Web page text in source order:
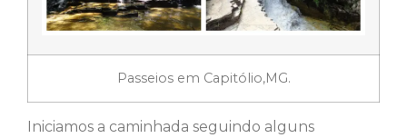
Passeios em Capitólio,MG.
Iniciamos a caminhada seguindo alguns